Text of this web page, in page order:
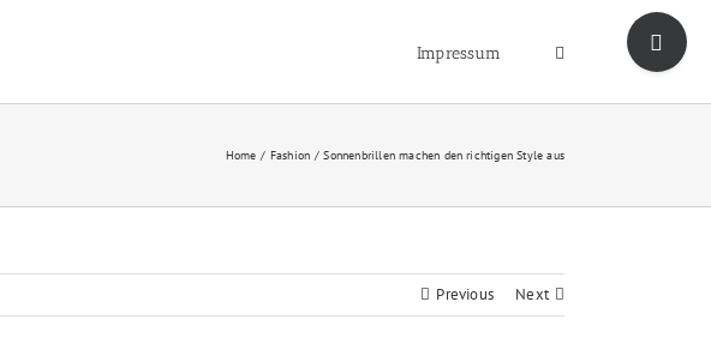
Impressum
Home Fashion Sonnenbrillen machen den richtigen Style aus
Previous Next
Toggle
Sliding
Bar